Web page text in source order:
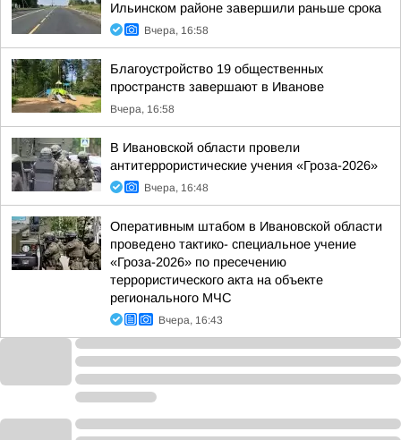
Ильинском районе завершили раньше срока
Вчера, 16:58
Благоустройство 19 общественных
пространств завершают в Иванове
Вчера, 16:58
В Ивановской области провели
антитеррористические учения «Гроза-2026»
Вчера, 16:48
Оперативным штабом в Ивановской области
проведено тактико- специальное учение
«Гроза-2026» по пресечению
террористического акта на объекте
регионального МЧС
Вчера, 16:43